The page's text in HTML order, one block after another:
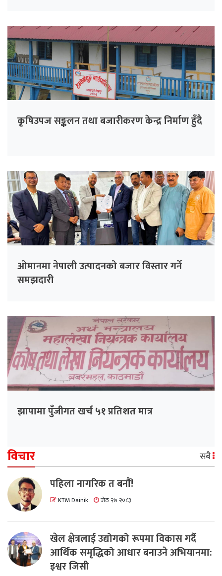
कृषिउपज सङ्कलन तथा बजारीकरण केन्द्र निर्माण हुँदै
ओमानमा नेपाली उत्पादनको बजार विस्तार गर्ने
समझदारी
झापामा पुँजीगत खर्च ५१ प्रतिशत मात्र
विचार सबै
पहिला नागरिक त बनाैं!
KTM Dainik जेठ २७ २०८३
खेल क्षेत्रलाई उद्योगको रूपमा विकास गर्दै
आर्थिक समृद्धिको आधार बनाउने अभियानमा:
इश्वर जिसी